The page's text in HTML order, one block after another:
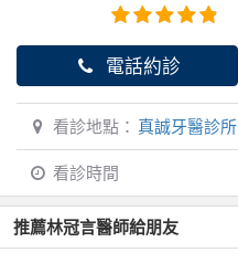
電話約診
看診地點： 真誠牙醫診所
看診時間
推薦林冠言醫師給朋友